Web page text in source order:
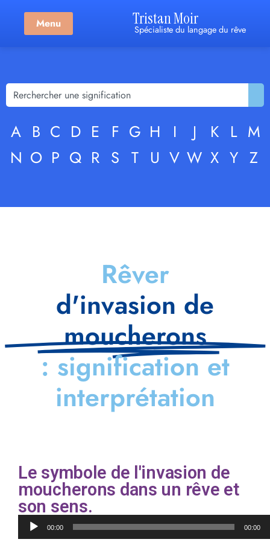
Menu Tristan Moir
Spécialiste du langage du rêve
A B C D E F G H I J K L M
N O P Q R S T U V W X Y Z
Rêver
d'invasion de
moucherons
: signification et
interprétation
Le symbole de l'invasion de
moucherons dans un rêve et
son sens.
Lecteur
audio00:00 00:00